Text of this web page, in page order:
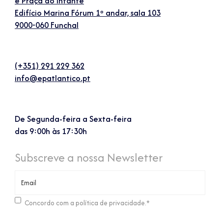
Edifício Marina Fórum 1º andar, sala 103
9000-060 Funchal
(+351) 291 229 362
info@epatlantico.pt
De Segunda-feira a Sexta-feira
das 9:00h às 17:30h
Subscreve a nossa Newsletter
Consentimento*
Concordo com a política de privacidade.*